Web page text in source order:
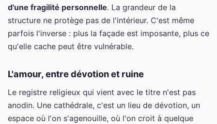
d'une fragilité personnelle. La grandeur de la
structure ne protège pas de l'intérieur. C'est même
parfois l'inverse : plus la façade est imposante, plus ce
qu'elle cache peut être vulnérable.
L'amour, entre dévotion et ruine
Le registre religieux qui vient avec le titre n'est pas
anodin. Une cathédrale, c'est un lieu de dévotion, un
espace où l'on s'agenouille, où l'on croit à quelque